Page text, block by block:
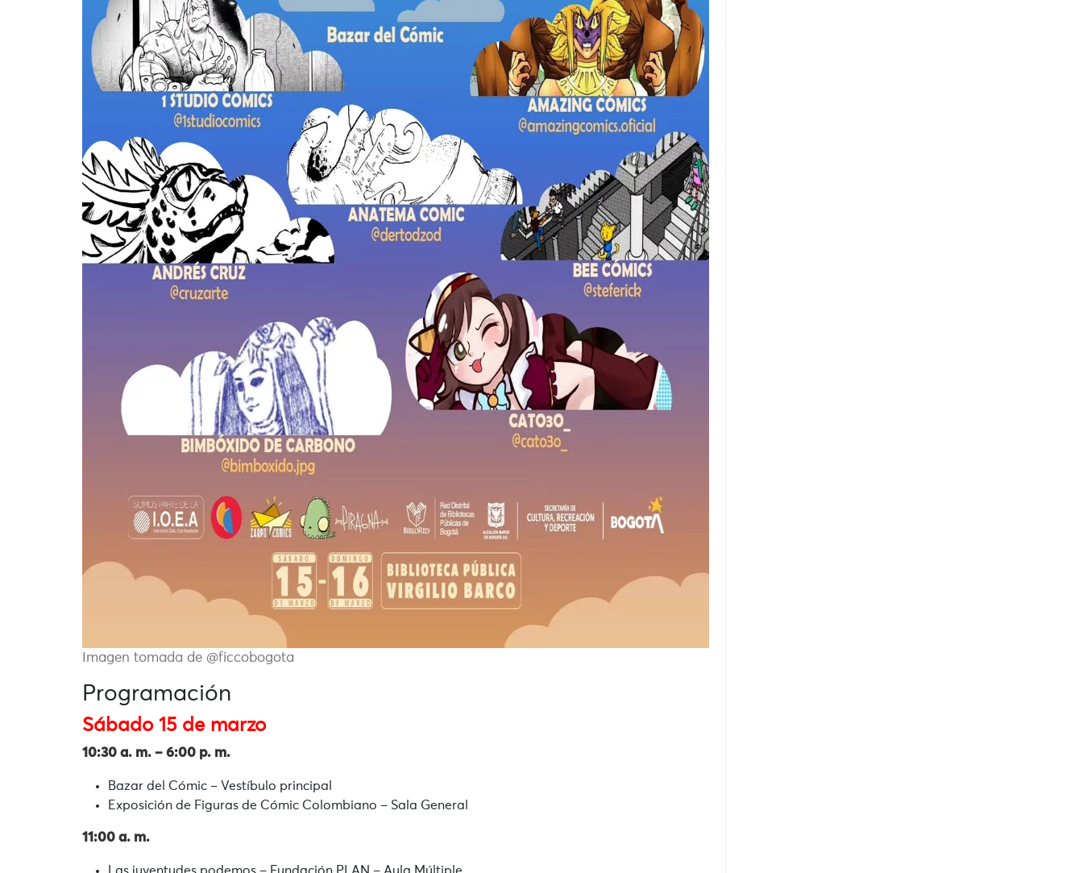
Imagen tomada de @ficcobogota
Programación
Sábado 15 de marzo
10:30 a. m. – 6:00 p. m.
Bazar del Cómic – Vestíbulo principal
Exposición de Figuras de Cómic Colombiano – Sala General
11:00 a. m.